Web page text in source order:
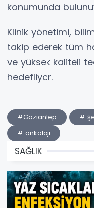
konumunda
Klinik yönetimi,
takip ederek tüm
ve yüksek kaliteli
hedefliyor.
#Gaziantep #
# onkoloji
SAĞLIK